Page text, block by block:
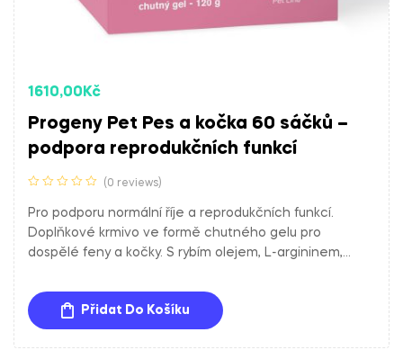
1610,00Kč
Progeny Pet Pes a kočka 60 sáčků –
podpora reprodukčních funkcí
(0 reviews)
Pro podporu normální říje a reprodukčních funkcí.
Doplňkové krmivo ve formě chutného gelu pro
dospělé feny a kočky. S rybím olejem, L-argininem,
a stopovými prvky.
Přidat Do Košíku